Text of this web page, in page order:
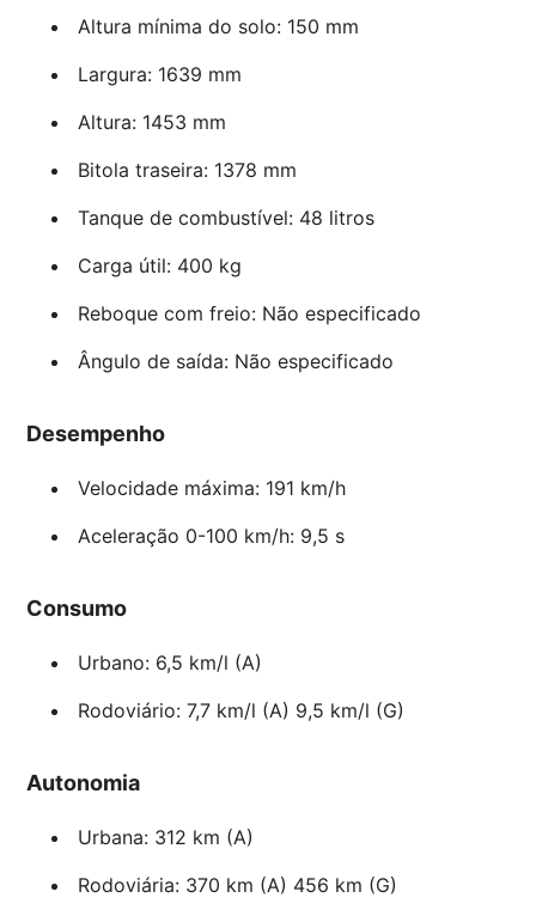
Altura mínima do solo: 150 mm
Largura: 1639 mm
Altura: 1453 mm
Bitola traseira: 1378 mm
Tanque de combustível: 48 litros
Carga útil: 400 kg
Reboque com freio: Não especificado
Ângulo de saída: Não especificado
Desempenho
Velocidade máxima: 191 km/h
Aceleração 0-100 km/h: 9,5 s
Consumo
Urbano: 6,5 km/l (A)
Rodoviário: 7,7 km/l (A) 9,5 km/l (G)
Autonomia
Urbana: 312 km (A)
Rodoviária: 370 km (A) 456 km (G)